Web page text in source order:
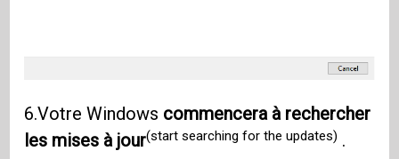
6.Votre Windows commencera à rechercher
les mises à jour(start searching for the updates) .